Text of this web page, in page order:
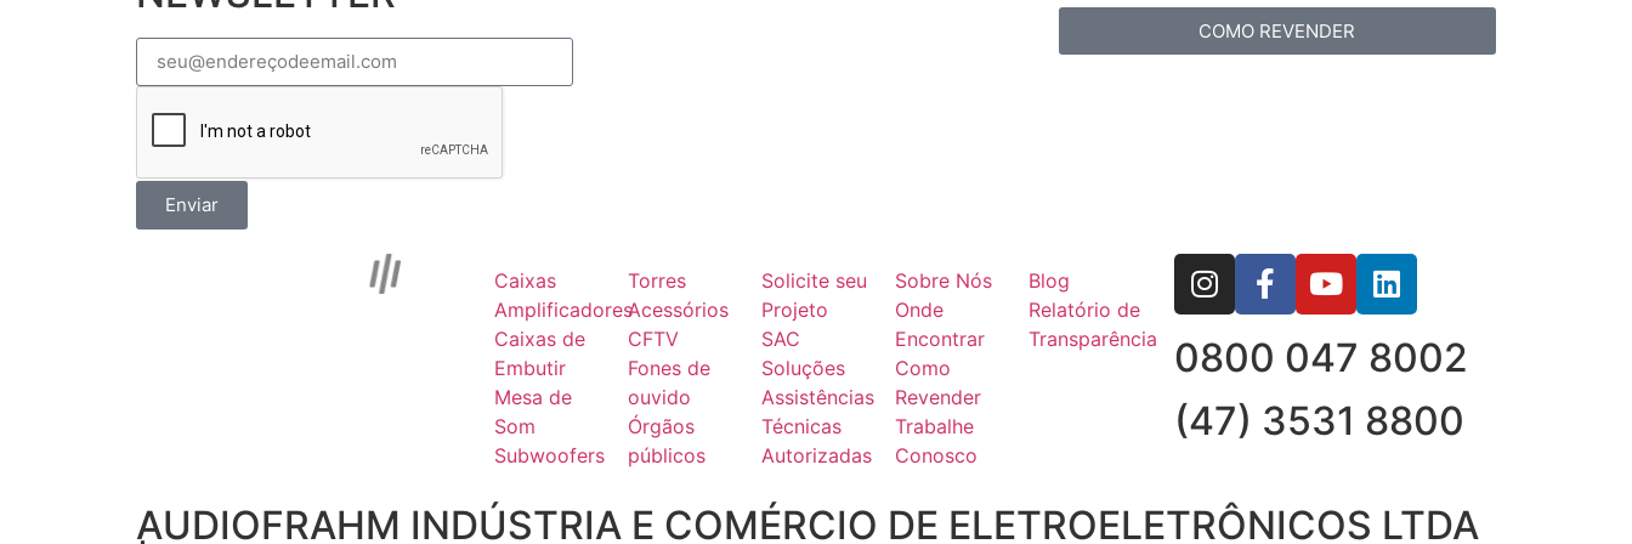
Enviar
COMO REVENDER
Caixas
Amplificadores
Caixas de
Embutir
Mesa de
Som
Subwoofers
Torres
Acessórios
CFTV
Fones de
ouvido
Órgãos
públicos
Solicite seu
Projeto
SAC
Soluções
Assistências
Técnicas
Autorizadas
Sobre Nós
Onde
Encontrar
Como
Revender
Trabalhe
Conosco
Blog
Relatório de
Transparência
0800 047 8002
(47) 3531 8800
AUDIOFRAHM INDÚSTRIA E COMÉRCIO DE ELETROELETRÔNICOS LTDA